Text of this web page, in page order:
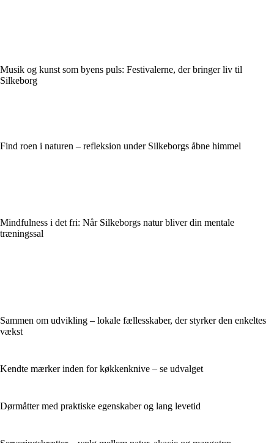
Musik og kunst som byens puls: Festivalerne, der bringer liv til
Silkeborg
Find roen i naturen – refleksion under Silkeborgs åbne himmel
Mindfulness i det fri: Når Silkeborgs natur bliver din mentale
træningssal
Sammen om udvikling – lokale fællesskaber, der styrker den enkeltes
vækst
Kendte mærker inden for køkkenknive – se udvalget
Dørmåtter med praktiske egenskaber og lang levetid